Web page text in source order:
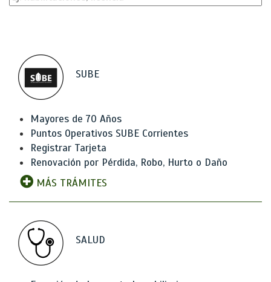
SUBE
Mayores de 70 Años
Puntos Operativos SUBE Corrientes
Registrar Tarjeta
Renovación por Pérdida, Robo, Hurto o Daño
MÁS TRÁMITES
SALUD